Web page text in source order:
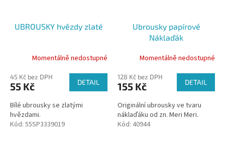
UBROUSKY hvězdy zlaté
Momentálně nedostupné
45 Kč bez DPH
55 Kč DETAIL
Bílé ubrousky se zlatými
hvězdami.
Kód: 55SP3339019
Ubrousky papírové
Náklaďák
Momentálně nedostupné
128 Kč bez DPH
155 Kč DETAIL
Originální ubrousky ve tvaru
náklaďáku od zn. Meri Meri.
Kód: 40944